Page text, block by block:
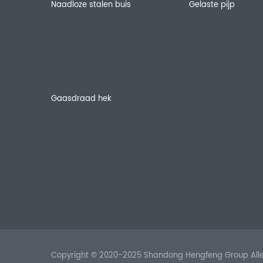
Naadloze stalen buis Gelaste pijp
Gaasdraad hek
Copyright © 2020-2025 Shandong Hengfeng Group